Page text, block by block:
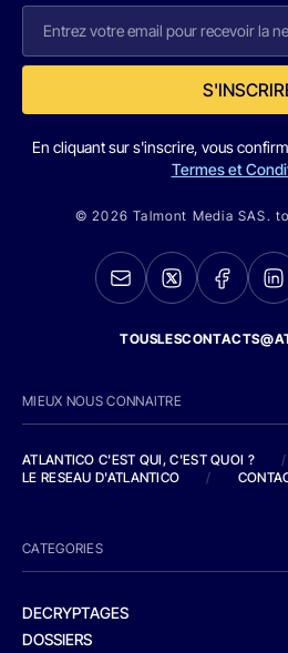
En cliquant sur s'inscrire, vous
Termes et
© 2026 Talmont Media SAS.
MIEUX NOUS CONNAITRE
ATLANTICO C'EST QUI, C'EST QUOI ?
/
LE RESEAU D'ATLANTICO
/
CATEGORIES
DECRYPTAGES
DOSSIERS